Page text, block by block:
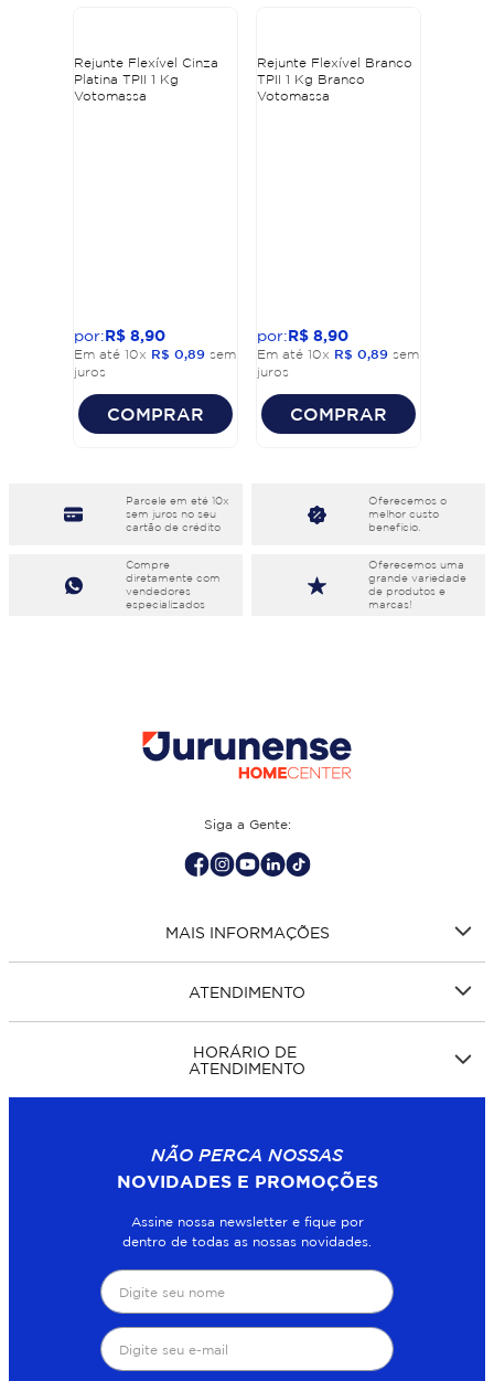
Rejunte Flexível Cinza
Platina TPII 1 Kg
Votomassa
R$ 8,90
Em até 10x R$ 0,89 sem
juros
COMPRAR
Rejunte Flexível Branco
TPII 1 Kg Branco
Votomassa
R$ 8,90
Em até 10x R$ 0,89 sem
juros
COMPRAR
Parcele em eté 10x
sem juros no seu
cartão de crédito
Oferecemos o
melhor custo
benefício.
Compre
diretamente com
vendedores
especializados
Oferecemos uma
grande variedade
de produtos e
marcas!
Siga a Gente:
MAIS INFORMAÇÕES
ATENDIMENTO
HORÁRIO DE
ATENDIMENTO
NÃO PERCA NOSSAS
NOVIDADES E PROMOÇÕES
Assine nossa newsletter e fique por
dentro de todas as nossas novidades.